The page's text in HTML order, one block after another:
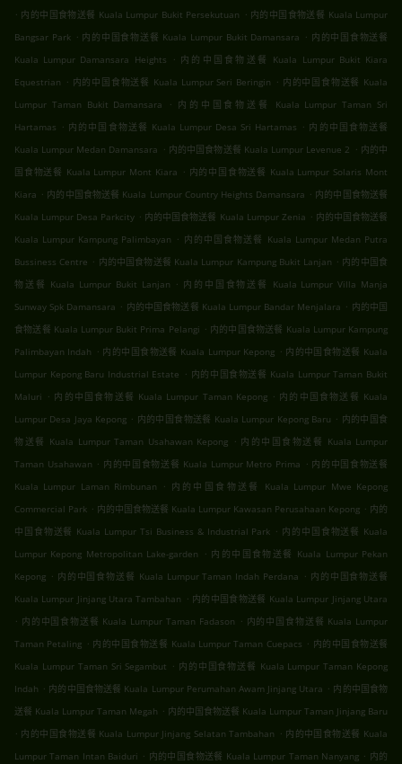
. 内的中国食物送餐 Kuala Lumpur Bukit Persekutuan . 内的中国食物送餐 Kuala Lumpur
Bangsar Park . 内的中国食物送餐 Kuala Lumpur Bukit Damansara . 内的中国食物送餐
Kuala Lumpur Damansara Heights
. 内的中国食物送餐 Kuala Lumpur Bukit Kiara
Equestrian . 内的中国食物送餐 Kuala Lumpur Seri Beringin . 内的中国食物送餐 Kuala
Lumpur Taman Bukit Damansara
. 内的中国食物送餐 Kuala Lumpur Taman Sri
Hartamas . 内的中国食物送餐 Kuala Lumpur Desa Sri Hartamas . 内的中国食物送餐
Kuala Lumpur Medan Damansara . 内的中国食物送餐 Kuala Lumpur Levenue 2 . 内的中
国食物送餐 Kuala Lumpur Mont Kiara . 内的中国食物送餐 Kuala Lumpur Solaris Mont
Kiara . 内的中国食物送餐 Kuala Lumpur Country Heights Damansara . 内的中国食物送餐
Kuala Lumpur Desa Parkcity . 内的中国食物送餐 Kuala Lumpur Zenia . 内的中国食物送餐
Kuala Lumpur Kampung Palimbayan . 内的中国食物送餐 Kuala Lumpur Medan Putra
Bussiness Centre . 内的中国食物送餐 Kuala Lumpur Kampung Bukit Lanjan . 内的中国食
物送餐 Kuala Lumpur Bukit Lanjan . 内的中国食物送餐 Kuala Lumpur Villa Manja
Sunway Spk Damansara . 内的中国食物送餐 Kuala Lumpur Bandar Menjalara . 内的中国
食物送餐 Kuala Lumpur Bukit Prima Pelangi . 内的中国食物送餐 Kuala Lumpur Kampung
Palimbayan Indah . 内的中国食物送餐 Kuala Lumpur Kepong . 内的中国食物送餐 Kuala
Lumpur Kepong Baru Industrial Estate . 内的中国食物送餐 Kuala Lumpur Taman Bukit
Maluri . 内的中国食物送餐 Kuala Lumpur Taman Kepong . 内的中国食物送餐 Kuala
Lumpur Desa Jaya Kepong . 内的中国食物送餐 Kuala Lumpur Kepong Baru . 内的中国食
物送餐 Kuala Lumpur Taman Usahawan Kepong . 内的中国食物送餐 Kuala Lumpur
Taman Usahawan . 内的中国食物送餐 Kuala Lumpur Metro Prima . 内的中国食物送餐
Kuala Lumpur Laman Rimbunan
. 内的中国食物送餐 Kuala Lumpur Mwe Kepong
Commercial Park . 内的中国食物送餐 Kuala Lumpur Kawasan Perusahaan Kepong . 内的
中国食物送餐 Kuala Lumpur Tsi Business & Industrial Park . 内的中国食物送餐 Kuala
Lumpur Kepong Metropolitan Lake-garden
. 内的中国食物送餐 Kuala Lumpur Pekan
Kepong . 内的中国食物送餐 Kuala Lumpur Taman Indah Perdana . 内的中国食物送餐
Kuala Lumpur Jinjang Utara Tambahan . 内的中国食物送餐 Kuala Lumpur Jinjang Utara
. 内的中国食物送餐 Kuala Lumpur Taman Fadason . 内的中国食物送餐 Kuala Lumpur
Taman Petaling . 内的中国食物送餐 Kuala Lumpur Taman Cuepacs . 内的中国食物送餐
Kuala Lumpur Taman Sri Segambut . 内的中国食物送餐 Kuala Lumpur Taman Kepong
Indah . 内的中国食物送餐 Kuala Lumpur Perumahan Awam Jinjang Utara . 内的中国食物
送餐 Kuala Lumpur Taman Megah . 内的中国食物送餐 Kuala Lumpur Taman Jinjang Baru
. 内的中国食物送餐 Kuala Lumpur Jinjang Selatan Tambahan . 内的中国食物送餐 Kuala
Lumpur Taman Intan Baiduri . 内的中国食物送餐 Kuala Lumpur Taman Nanyang . 内的